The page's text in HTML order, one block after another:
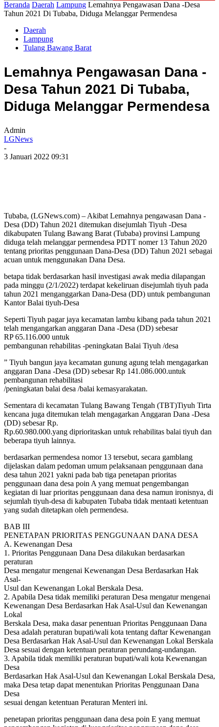
Beranda Daerah Lampung Lemahnya Pengawasan Dana -Desa
Tahun 2021 Di Tubaba, Diduga Melanggar Permendesa
Daerah
Lampung
Tulang Bawang Barat
Lemahnya Pengawasan Dana -
Desa Tahun 2021 Di Tubaba,
Diduga Melanggar Permendesa
Admin
LGNews
-
3 Januari 2022 09:31
Tubaba, (LGNews.com) – Akibat Lemahnya pengawasan Dana -
Desa (DD) Tahun 2021 ditemukan disejumlah Tiyuh -Desa
dikabupaten Tulang Bawang Barat (Tubaba) provinsi Lampung
diduga telah melanggar permendesa PDTT nomer 13 Tahun 2020
tentang prioritas penggunaan Dana-Desa (DD) Tahun 2021 sebagai
acuan untuk menggunakan Dana Desa.
betapa tidak berdasarkan hasil investigasi awak media dilapangan
pada minggu (2/1/2022) terdapat kekeliruan disejumlah tiyuh pada
tahun 2021 menganggarkan Dana-Desa (DD) untuk pembangunan
Kantor Balai tiyuh-Desa
Seperti Tiyuh pagar jaya kecamatan lambu kibang pada tahun 2021
telah mengangarkan anggaran Dana -Desa (DD) sebesar
RP 65.116.000 untuk
pembangunan rehabilitas -peningkatan Balai Tiyuh /desa
” Tiyuh bangun jaya kecamatan gunung agung telah mengagarkan
anggaran Dana -Desa (DD) sebesar Rp 141.086.000.untuk
pembangunan rehabilitasi
/peningkatan balai desa /balai kemasyarakatan.
Sementara di kecamatan Tulang Bawang Tengah (TBT)Tiyuh Tirta
kencana juga ditemukan telah mengagarkan Anggaran Dana -Desa
(DD) sebesar Rp.
Rp.60.980.000.yang diprioritaskan untuk rehabilitas balai tiyuh dan
beberapa tiyuh lainnya.
berdasarkan permendesa nomor 13 tersebut, secara gamblang
dijelaskan dalam pedoman umum pelaksanaan penggunaan dana
desa tahun 2021 yakni pada bab tiga penetapan prioritas
penggunaan dana desa poin A yang memuat pengembangan
kegiatan di luar prioritas penggunaan dana desa namun ironisnya, di
sejumlah tiyuh-desa di kabupaten Tubaba tidak mentaati ketentuan
yang sudah ditetapkan oleh permendesa.
BAB III
PENETAPAN PRIORITAS PENGGUNAAN DANA DESA
A. Kewenangan Desa
1. Prioritas Penggunaan Dana Desa dilakukan berdasarkan
peraturan
Desa mengatur mengenai Kewenangan Desa Berdasarkan Hak
Asal-
Usul dan Kewenangan Lokal Berskala Desa.
2. Apabila Desa tidak memiliki peraturan Desa mengatur mengenai
Kewenangan Desa Berdasarkan Hak Asal-Usul dan Kewenangan
Lokal
Berskala Desa, maka dasar penentuan Prioritas Penggunaan Dana
Desa adalah peraturan bupati/wali kota tentang daftar Kewenangan
Desa Berdasarkan Hak Asal-Usul dan Kewenangan Lokal Berskala
Desa sesuai dengan ketentuan peraturan perundang-undangan.
3. Apabila tidak memiliki peraturan bupati/wali kota Kewenangan
Desa
Berdasarkan Hak Asal-Usul dan Kewenangan Lokal Berskala Desa,
maka Desa tetap dapat menentukan Prioritas Penggunaan Dana
Desa
sesuai dengan ketentuan Peraturan Menteri ini.
penetapan prioritas penggunaan dana desa poin E yang memuat